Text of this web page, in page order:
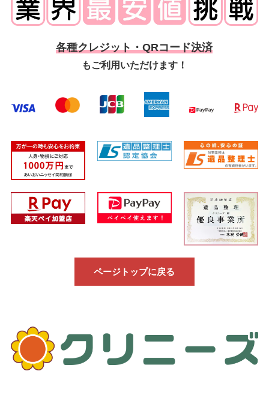
各種クレジット・QRコード決済
もご利用いただけます！
ページトップに戻る